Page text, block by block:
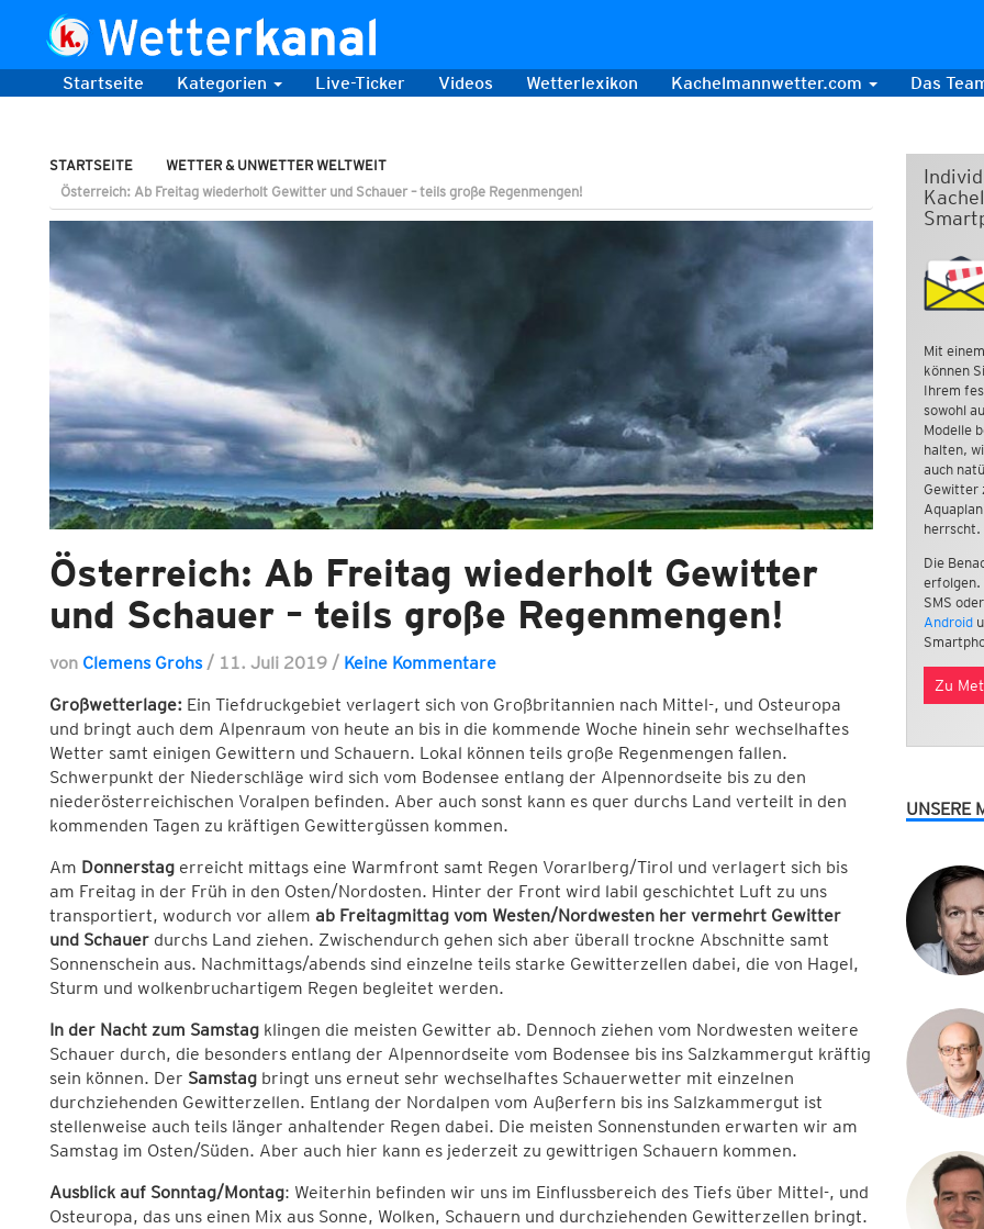
Startseite Kategorien Live-Ticker Videos Wetterlexikon Kachelmannwetter.com Das
STARTSEITE
WETTER & UNWETTER WELTWEIT
Österreich: Ab Freitag wiederholt Gewitter und Schauer – teils große Regenmengen!
Österreich: Ab Freitag wiederholt Gewitter
und Schauer – teils große Regenmengen!
von Clemens Grohs / 11. Juli 2019 / Keine Kommentare
Großwetterlage:Ein Tiefdruckgebiet verlagert sich von Großbritannien nach Mittel-, und Osteuropa
und bringt auch dem Alpenraum von heute an bis in die kommende Woche hinein sehr wechselhaftes
Wetter samt einigen Gewittern und Schauern. Lokal können teils große Regenmengen fallen.
Schwerpunkt der Niederschläge wird sich vom Bodensee entlang der Alpennordseite bis zu den
niederösterreichischen Voralpen befinden. Aber auch sonst kann es quer durchs Land verteilt in den
kommenden Tagen zu kräftigen Gewittergüssen kommen.
Am Donnerstagerreicht mittags eine Warmfront samt Regen Vorarlberg/Tirol und verlagert sich bis
am Freitag in der Früh in den Osten/Nordosten. Hinter der Front wird labil geschichtet Luft zu uns
transportiert, wodurch vor allem ab Freitagmittag vom Westen/Nordwesten her vermehrt Gewitter
und Schauerdurchs Land ziehen. Zwischendurch gehen sich aber überall trockne Abschnitte samt
Sonnenschein aus. Nachmittags/abends sind einzelne teils starke Gewitterzellen dabei, die von Hagel,
Sturm und wolkenbruchartigem Regen begleitet werden.
In der Nacht zum Samstagklingen die meisten Gewitter ab. Dennoch ziehen vom Nordwesten weitere
Schauer durch, die besonders entlang der Alpennordseite vom Bodensee bis ins Salzkammergut kräftig
sein können. Der Samstagbringt uns erneut sehr wechselhaftes Schauerwetter mit einzelnen
durchziehenden Gewitterzellen. Entlang der Nordalpen vom Außerfern bis ins Salzkammergut ist
stellenweise auch teils länger anhaltender Regen dabei. Die meisten Sonnenstunden erwarten wir am
Samstag im Osten/Süden. Aber auch hier kann es jederzeit zu gewittrigen Schauern kommen.
Ausblick auf Sonntag/Montag: Weiterhin befinden wir uns im Einflussbereich des Tiefs über Mittel-, und
Osteuropa, das uns einen Mix aus Sonne, Wolken, Schauern und durchziehenden Gewitterzellen bringt.
Mit
können
Ihrem
sowohl
Modelle
halten,
auch
Gewitter
herrscht.
Die
erfolgen.
SMS
Android
Zu
UNSERE